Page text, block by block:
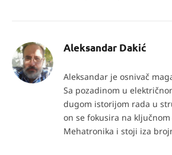
Aleksandar Dakić
Aleksandar je osnivač
Sa pozadinom u
dugom istorijom rada u
on se fokusira na
Mehatronika i stoji iza